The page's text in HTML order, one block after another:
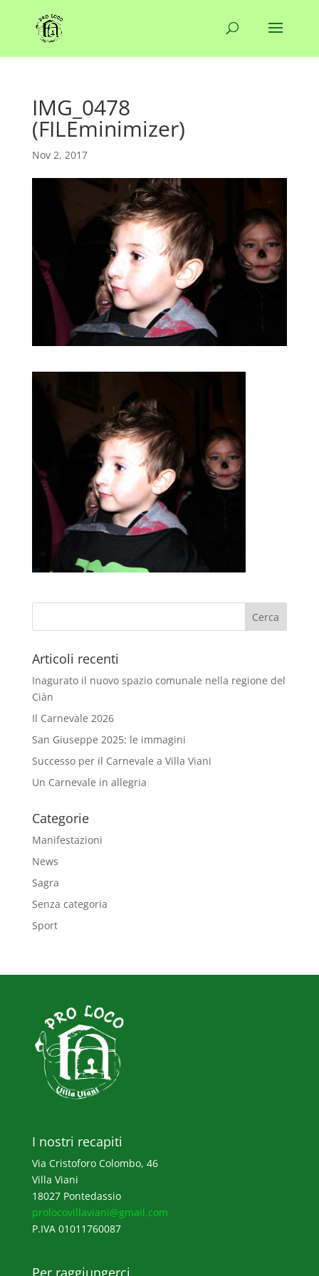
IMG_0478
(FILEminimizer)
Nov 2, 2017
Articoli recenti
Inagurato il nuovo spazio comunale nella regione del
Ciàn
Il Carnevale 2026
San Giuseppe 2025: le immagini
Successo per il Carnevale a Villa Viani
Un Carnevale in allegria
Categorie
Manifestazioni
News
Sagra
Senza categoria
Sport
I nostri recapiti
Via Cristoforo Colombo, 46
Villa Viani
18027 Pontedassio
prolocovillaviani@gmail.com
P.IVA 01011760087